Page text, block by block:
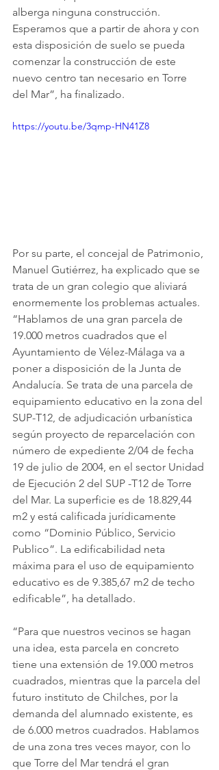
alberga ninguna construcción.
Esperamos que a partir de ahora y con
esta disposición de suelo se pueda
comenzar la construcción de este
nuevo centro tan necesario en Torre
del Mar”, ha finalizado.
https://youtu.be/3qmp-HN41Z8
Por su parte, el concejal de Patrimonio,
Manuel Gutiérrez, ha explicado que se
trata de un gran colegio que aliviará
enormemente los problemas actuales.
“Hablamos de una gran parcela de
19.000 metros cuadrados que el
Ayuntamiento de Vélez-Málaga va a
poner a disposición de la Junta de
Andalucía. Se trata de una parcela de
equipamiento educativo en la zona del
SUP-T12, de adjudicación urbanística
según proyecto de reparcelación con
número de expediente 2/04 de fecha
19 de julio de 2004, en el sector Unidad
de Ejecución 2 del SUP -T12 de Torre
del Mar. La superficie es de 18.829,44
m2 y está calificada jurídicamente
como “Dominio Público, Servicio
Publico”. La edificabilidad neta
máxima para el uso de equipamiento
educativo es de 9.385,67 m2 de techo
edificable”, ha detallado.
“Para que nuestros vecinos se hagan
una idea, esta parcela en concreto
tiene una extensión de 19.000 metros
cuadrados, mientras que la parcela del
futuro instituto de Chilches, por la
demanda del alumnado existente, es
de 6.000 metros cuadrados. Hablamos
de una zona tres veces mayor, con lo
que Torre del Mar tendrá el gran